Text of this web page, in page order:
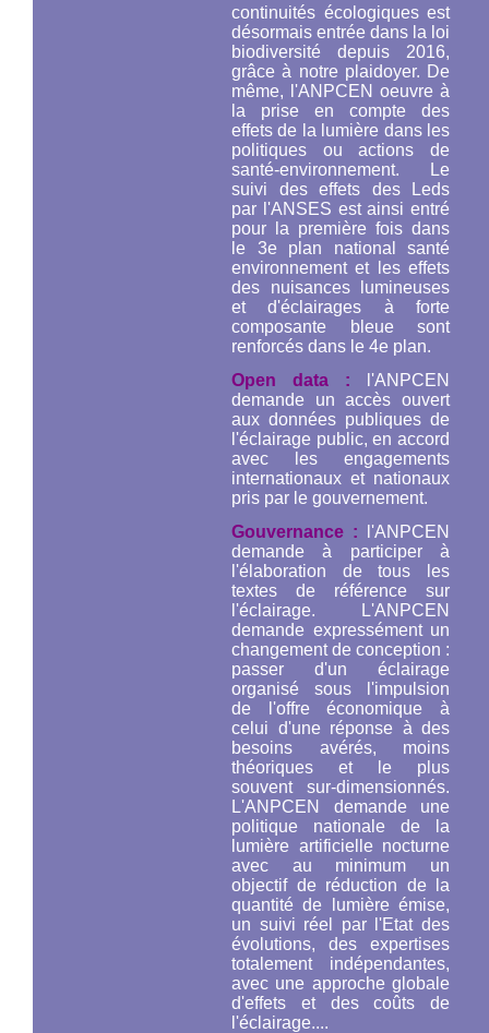
continuités écologiques est
désormais entrée dans la loi
biodiversité depuis 2016,
grâce à notre plaidoyer. De
même, l'ANPCEN oeuvre à
la prise en compte des
effets de la lumière dans les
politiques ou actions de
santé-environnement. Le
suivi des effets des Leds
par l'ANSES est ainsi entré
pour la première fois dans
le 3e plan national santé
environnement et les effets
des nuisances lumineuses
et d'éclairages à forte
composante bleue sont
renforcés dans le 4e plan.
Open data : l'ANPCEN
demande un accès ouvert
aux données publiques de
l'éclairage public, en accord
avec les engagements
internationaux et nationaux
pris par le gouvernement.
Gouvernance :
l'ANPCEN
demande à participer à
l'élaboration de tous les
textes de référence sur
l'éclairage. L'ANPCEN
demande expressément un
changement de conception :
passer d'un éclairage
organisé sous l'impulsion
de l'offre économique à
celui d'une réponse à des
besoins avérés, moins
théoriques et le plus
souvent sur-dimensionnés.
L'ANPCEN demande une
politique nationale de la
lumière artificielle nocturne
avec au minimum un
objectif de réduction de la
quantité de lumière émise,
un suivi réel par l'Etat des
évolutions, des expertises
totalement indépendantes,
avec une approche globale
d'effets et des coûts de
l'éclairage....